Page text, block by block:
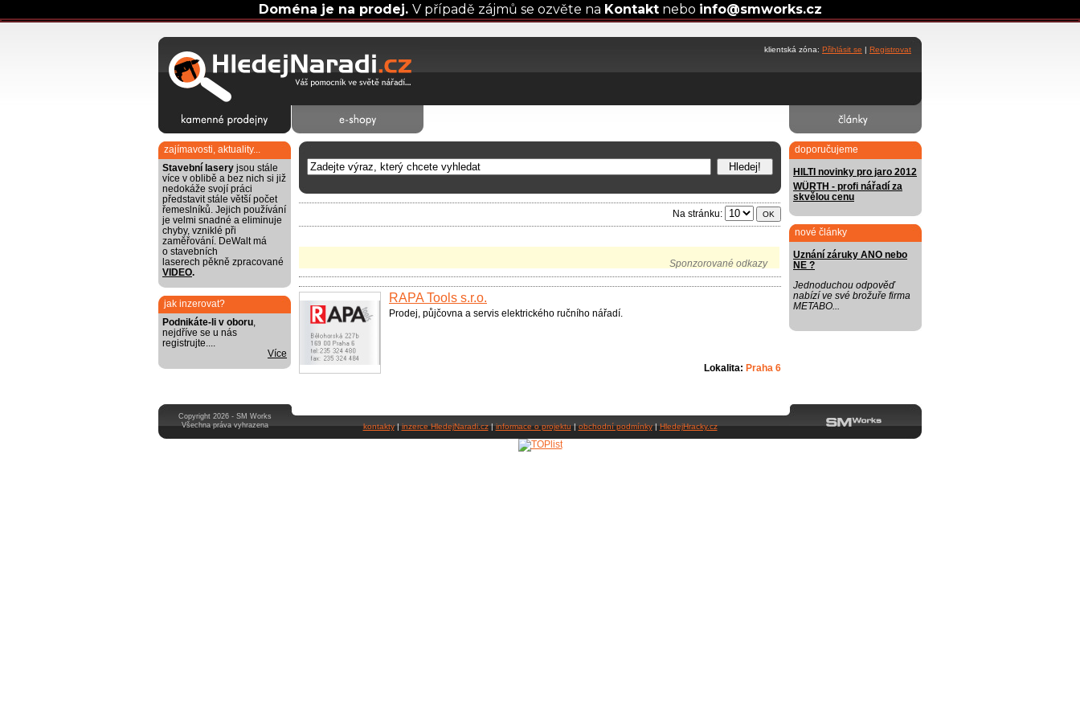
Doména je na prodej. V případě zájmů se ozvěte na Kontaktnebo info@smworks.cz
klientská zóna: Přihlásit se | Registrovat
zajímavosti, aktuality...
Stavební lasery jsou stále
více v oblibě a bez nich si již
nedokáže svojí práci
představit stále větší počet
řemeslníků. Jejich používání
je velmi snadné a eliminuje
chyby, vzniklé při
zaměřování. DeWalt má
o stavebních
laserech pěkně zpracované
VIDEO.
jak inzerovat?
Podnikáte-li v oboru,
nejdříve se u nás
registrujte....
Více
Na stránku: OK
Sponzorované odkazy
RAPA Tools s.r.o.
Prodej, půjčovna a servis elektrického ručního nářadí.
Lokalita: Praha 6
doporučujeme
HILTI novinky pro jaro 2012
WÜRTH - profi nářadí za
skvělou cenu
nové články
Uznání záruky ANO nebo
NE ?
Jednoduchou odpověď
nabízí ve své brožuře firma
METABO...
Copyright 2026 - SM Works
Všechna práva vyhrazena
kontakty|inzerce HledejNaradi.cz|informace o projektu|obchodní podmínky|HledejHracky.cz